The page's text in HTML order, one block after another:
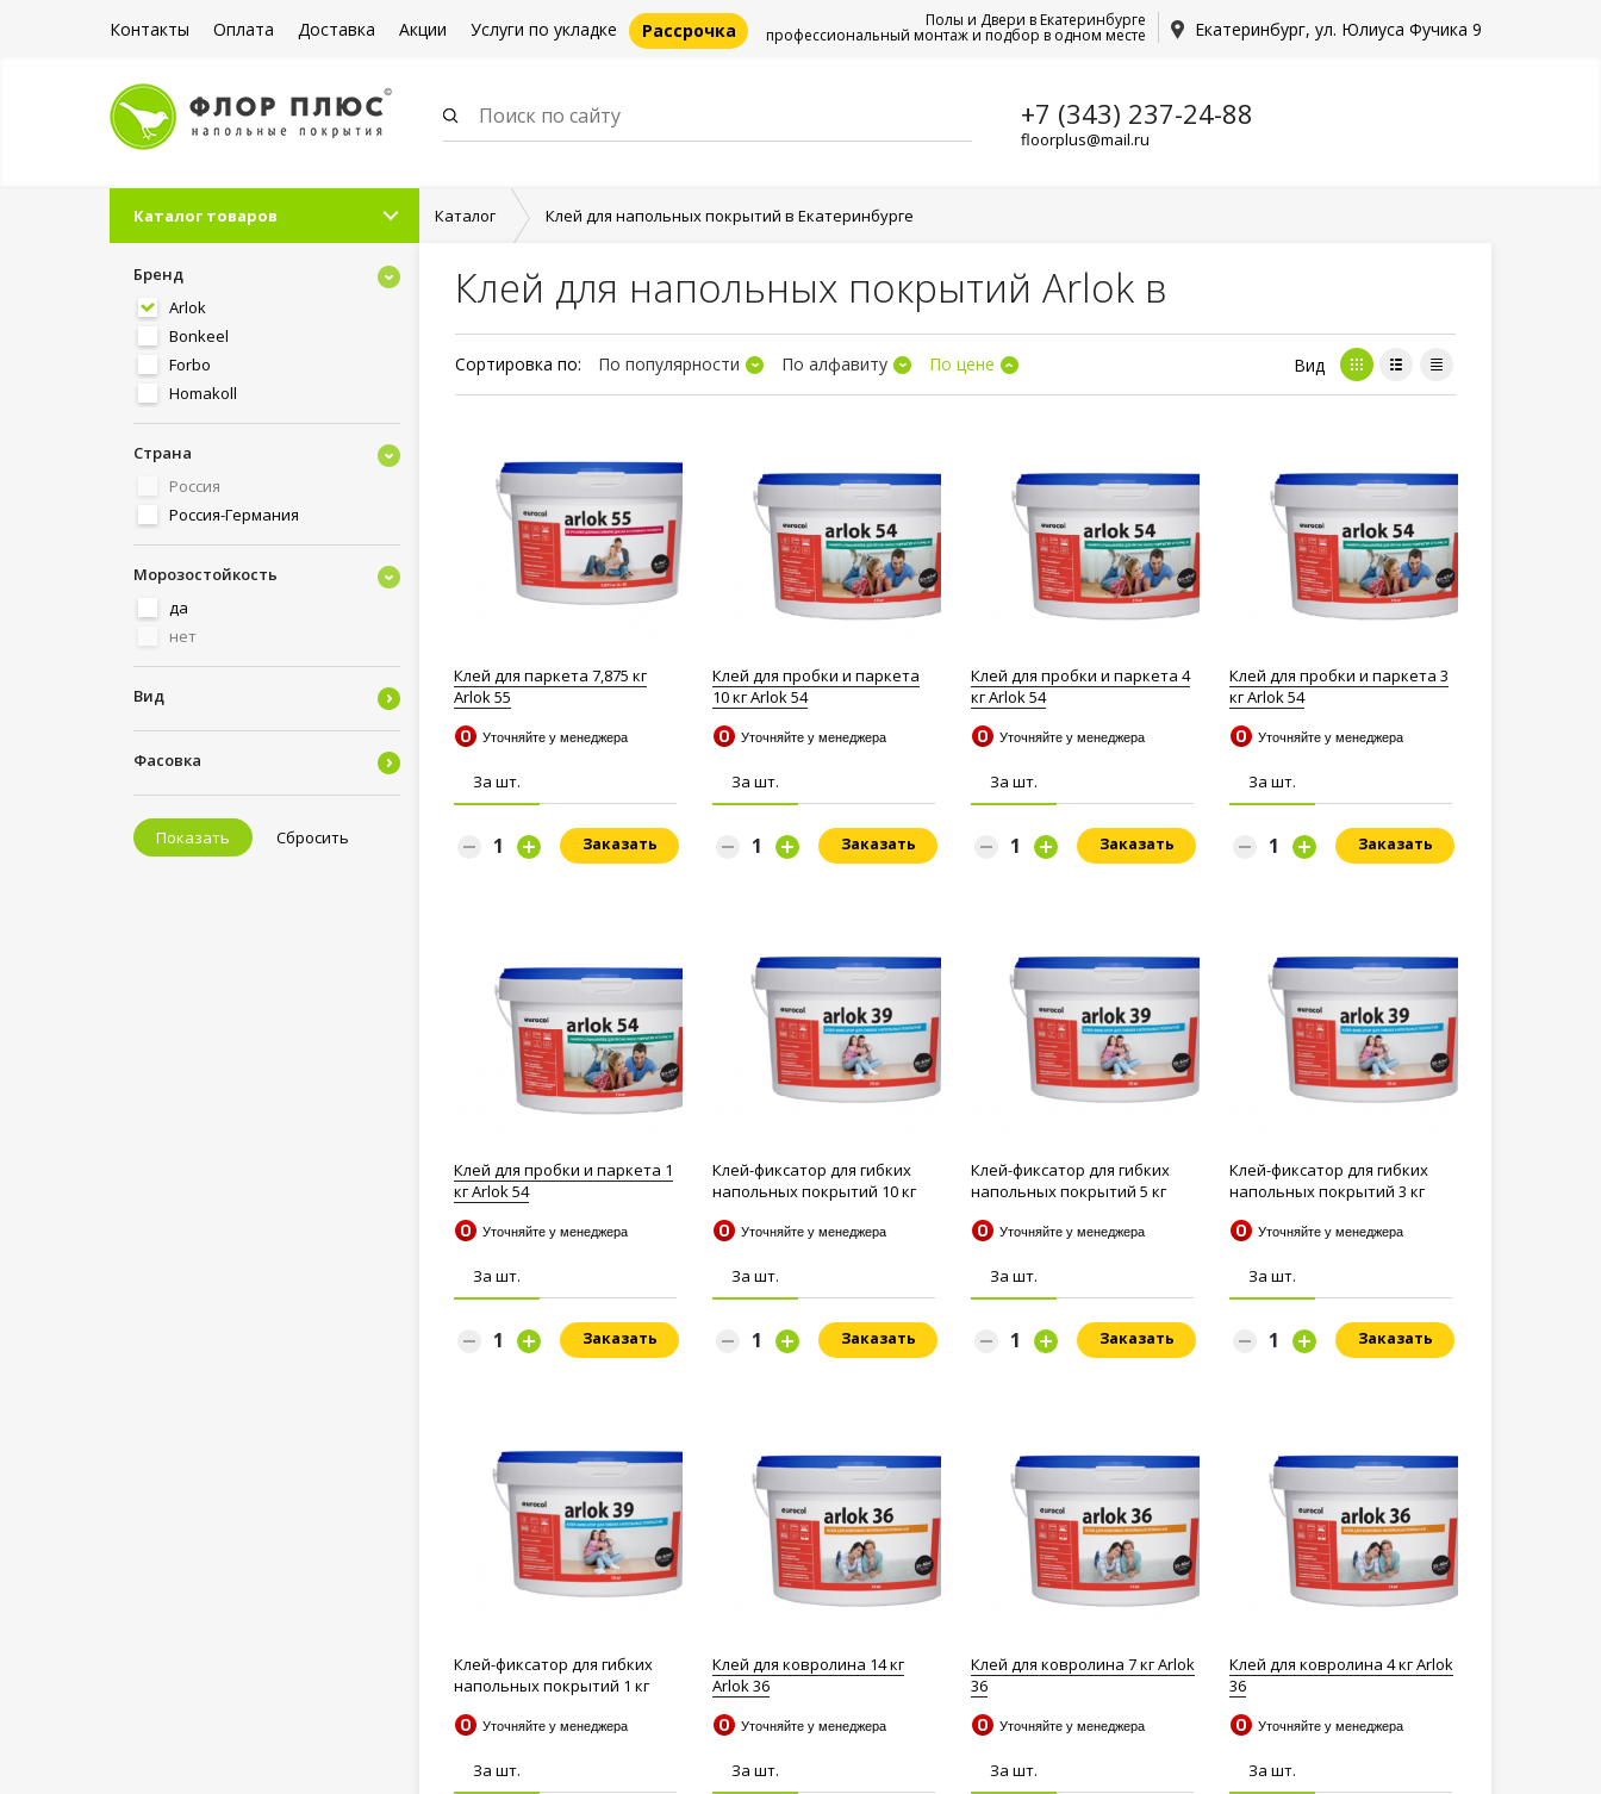
Контакты Оплата Доставка Акции Услуги по укладке Рассрочка Екатеринбург, ул. Юлиуса Фучика 9
Полы и Двери в Екатеринбурге
профессиональный монтаж и подбор в одном месте
+7 (343) 237-24-88
floorplus@mail.ru
Каталог товаров Каталог Клей для напольных покрытий в Екатеринбурге
Бренд
Arlok
Bonkeel
Forbo
Homakoll
Страна
Россия
Россия-Германия
Морозостойкость
да
нет
Вид
Фасовка
Показать Сбросить
Клей для напольных покрытий Arlok в
Сортировка по: По популярности По алфавиту По цене Вид
Клей для паркета 7,875 кг
Arlok 55
Уточняйте у менеджера
За шт.
Заказать
Клей для пробки и паркета
10 кг Arlok 54
Уточняйте у менеджера
За шт.
Заказать
Клей для пробки и паркета 4
кг Arlok 54
Уточняйте у менеджера
За шт.
Заказать
Клей для пробки и паркета 3
кг Arlok 54
Уточняйте у менеджера
За шт.
Заказать
Клей для пробки и паркета 1
кг Arlok 54
Уточняйте у менеджера
За шт.
Заказать
Клей-фиксатор для гибких
напольных покрытий 10 кг
Уточняйте у менеджера
За шт.
Заказать
Клей-фиксатор для гибких
напольных покрытий 5 кг
Уточняйте у менеджера
За шт.
Заказать
Клей-фиксатор для гибких
напольных покрытий 3 кг
Уточняйте у менеджера
За шт.
Заказать
Клей-фиксатор для гибких
напольных покрытий 1 кг
Уточняйте у менеджера
За шт.
Клей для ковролина 14 кг
Arlok 36
Уточняйте у менеджера
За шт.
Клей для ковролина 7 кг Arlok
36
Уточняйте у менеджера
За шт.
Клей для ковролина 4 кг Arlok
36
Уточняйте у менеджера
За шт.